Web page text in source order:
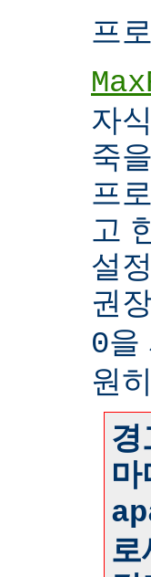
프
자
죽
프
고
설
권
0을
원
경
로